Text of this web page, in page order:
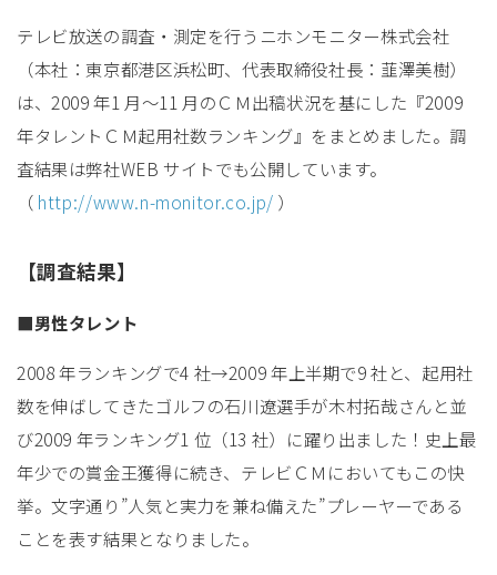
テレビ放送の調査・測定を行うニホンモニター株式会社
（本社：東京都港区浜松町、代表取締役社長：韮澤美樹）
は、2009 年1 月～11 月のＣＭ出稿状況を基にした『2009
年タレントＣＭ起用社数ランキング』をまとめました。調
査結果は弊社WEB サイトでも公開しています。
（ http://www.n-monitor.co.jp/ ）
【調査結果】
■男性タレント
2008 年ランキングで4 社→2009 年上半期で9 社と、起用社
数を伸ばしてきたゴルフの石川遼選手が木村拓哉さんと並
び2009 年ランキング1 位（13 社）に躍り出ました！史上最
年少での賞金王獲得に続き、テレビＣＭにおいてもこの快
挙。文字通り”人気と実力を兼ね備えた”プレーヤーである
ことを表す結果となりました。